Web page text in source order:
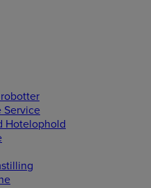
Service
Hotelophold